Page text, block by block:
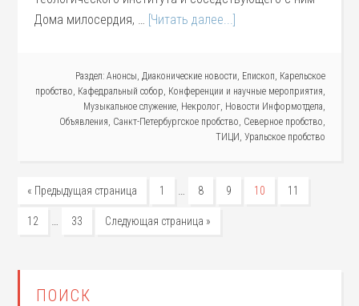
Дома милосердия, … [Читать далее...]
Раздел: Анонсы, Диаконические новости, Епископ, Карельское
пробство, Кафедральный собор, Конференции и научные мероприятия,
Музыкальное служение, Некролог, Новости Информотдела,
Объявления, Санкт-Петербургское пробство, Северное пробство,
ТИЦИ , Уральское пробство
« Предыдущая страница 1 … 8 9 10 11
12 … 33 Следующая страница »
ПОИСК